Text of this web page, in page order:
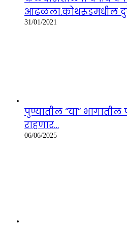
आढळला.कोथरूडमधील
31/01/2021
पुण्यातील “या”
राहणार…
06/06/2025